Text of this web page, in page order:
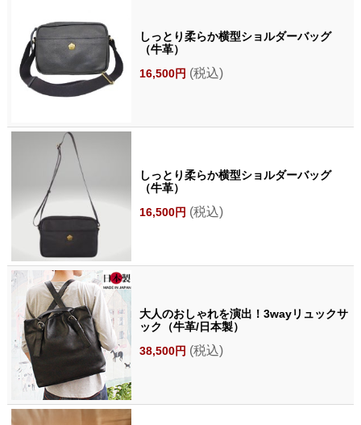
しっとり柔らか横型ショルダーバッグ
（牛革）
16,500円 (税込)
しっとり柔らか横型ショルダーバッグ
（牛革）
16,500円 (税込)
大人のおしゃれを演出！3wayリュックサ
ック（牛革/日本製）
38,500円 (税込)